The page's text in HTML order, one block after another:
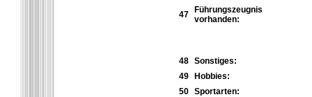
47
Führungszeugnis
vorhanden:
48
Sonstiges:
49
Hobbies:
50
Sportarten: